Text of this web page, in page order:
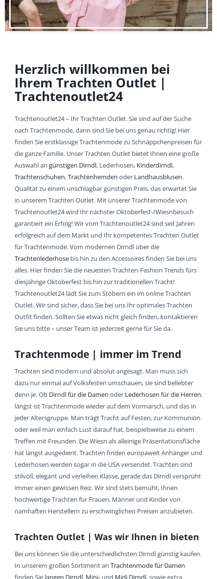
Herzlich willkommen bei
Ihrem Trachten Outlet |
Trachtenoutlet24
Trachtenoutlet24 – Ihr Trachten Outlet. Sie sind auf der Suche
nach Trachtenmode, dann sind Sie bei uns genau richtig! Hier
finden Sie erstklassige Trachtenmode zu Schnäppchenpreisen für
die ganze Familie. Unser Trachten Outlet bietet Ihnen eine große
Auswahl an günstigen Dirndl, Lederhosen, Kinderdirndl,
Trachtenschuhen,Trachtenhemden oder Landhausblusen.
Qualität zu einem unschlagbar günstigen Preis, das erwartet Sie
in unserem Trachten Outlet. Mit unserer Trachtenmode von
Trachtenoutlet24 wird Ihr nächster Oktoberfest-/Wiesnbesuch
garantiert ein Erfolg! Wir vom Trachtenoutlet24 sind seit Jahren
erfolgreich auf dem Markt und Ihr kompetentes Trachten Outlet
für Trachtenmode. Vom modernen Dirndl über die
Trachtenlederhose bis hin zu den Accessoires finden Sie bei uns
alles. Hier finden Sie die neuesten Trachten-Fashion Trends fürs
diesjährige Oktoberfest bis hin zur traditionellen Tracht!
Trachtenoutlet24 lädt Sie zum Stöbern ein im online Trachten
Outlet. Wir sind sicher, dass Sie bei uns Ihr optimales Trachten
Outfit finden. Sollten Sie etwas nicht gleich finden, kontaktieren
Sie uns bitte – unser Team ist jederzeit gerne für Sie da.
Trachtenmode | immer im Trend
Trachten sind modern und absolut angesagt. Man muss sich
dazu nur einmal auf Volksfesten umschauen, sie sind beliebter
denn je. Ob Dirndl für die Damen oder Lederhosen für die Herren,
längst ist Trachtenmode wieder auf dem Vormarsch, und das in
jeder Altersgruppe. Man trägt Tracht auf Festen, zur Kommunion
oder weil man einfach Lust darauf hat, beispielsweise zu einem
Treffen mit Freunden. Die Wiesn als alleinige Präsentationsfläche
hat längst ausgedient. Trachten finden europaweit Anhänger und
Lederhosen werden sogar in die USA versendet. Trachten sind
stilvoll, elegant und verleihen Klasse, gerade das Dirndl versprüht
immer einen gewissen Reiz. Wir sind stets bemüht, Ihnen
hochwertige Trachten für Frauen, Männer und Kinder von
namhaften Herstellern zu erschwinglichen Preisen anzubieten.
Trachten Outlet | Was wir Ihnen in bieten
Bei uns können Sie die unterschiedlichsten Dirndl günstig kaufen.
In unserem großen Sortiment an Trachtenmode für Damen
finden Sie langen Dirndl, Mini- und Midi Dirndl, sowie extra